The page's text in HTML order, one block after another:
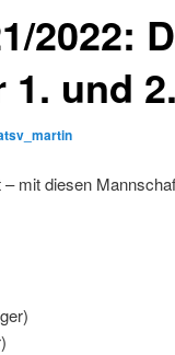
2022:
1. und
mit diesen